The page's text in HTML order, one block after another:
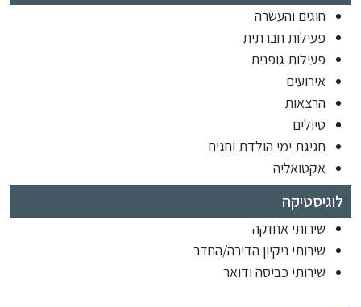
חוגים והעשרה
פעילות חברתית
פעילות גופנית
אירועים
הרצאות
טיולים
חגיגת ימי הולדת וחגים
אקטואליה
לוגיסטיקה
שירותי אחזקה
שירותי ניקיון הדירה/החדר
שירותי כביסה ודואר